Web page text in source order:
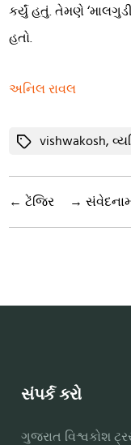
કર્યું હતું. તેમણે
હતો.
અનિલ રાવલ
Tagsvishwakosh,
← ટેંજિર →
સંપર્ક કરો
ગુજરાત વિશ્વકોશ